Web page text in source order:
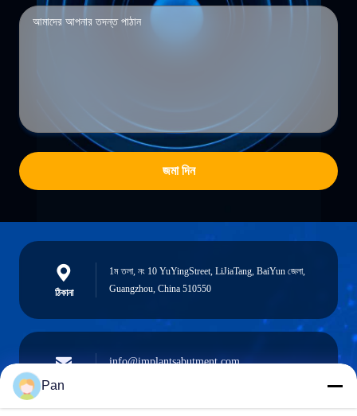
জমা দিন
ঠিকানা
1ম তলা, নং 10 YuYingStreet, LiJiaTang, BaiYun জেলা,
Guangzhou, China 510550
ই-মেইল
info@implantsabutment.com
Pan